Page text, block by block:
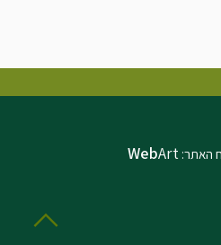
האתר: WebArt